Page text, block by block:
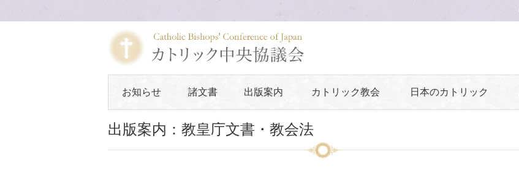
お知らせ 諸文書 出版案内 カトリック教会 日本のカトリック
出版案内：教皇庁文書・教会法